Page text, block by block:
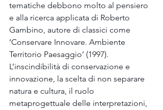
tematiche debbono molto al pensiero
e alla ricerca applicata di Roberto
Gambino, autore di classici come
‘Conservare Innovare. Ambiente
Territorio Paesaggio’ (1997).
L’inscindibilità di conservazione e
innovazione, la scelta di non separare
natura e cultura, il ruolo
metaprogettuale delle interpretazioni,